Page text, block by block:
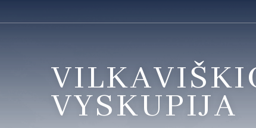
VYSKUPIJA